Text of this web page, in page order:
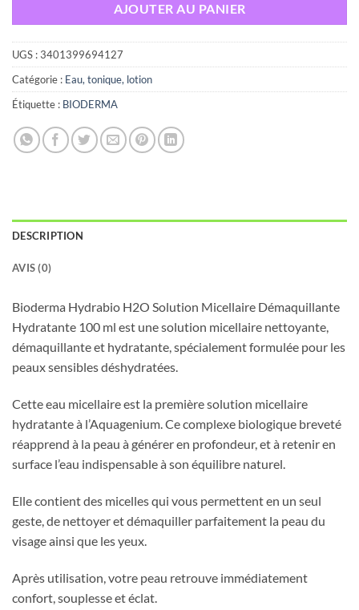
AJOUTER AU PANIER
UGS :3401399694127
Catégorie : Eau, tonique, lotion
Étiquette : BIODERMA
DESCRIPTION
AVIS (0)
Bioderma Hydrabio H2O Solution Micellaire Démaquillante
Hydratante 100 ml est une solution micellaire nettoyante,
démaquillante et hydratante, spécialement formulée pour les
peaux sensibles déshydratées.
Cette eau micellaire est la première solution micellaire
hydratante à l’Aquagenium. Ce complexe biologique breveté
réapprend à la peau à générer en profondeur, et à retenir en
surface l’eau indispensable à son équilibre naturel.
Elle contient des micelles qui vous permettent en un seul
geste, de nettoyer et démaquiller parfaitement la peau du
visage ainsi que les yeux.
Après utilisation, votre peau retrouve immédiatement
confort, souplesse et éclat.